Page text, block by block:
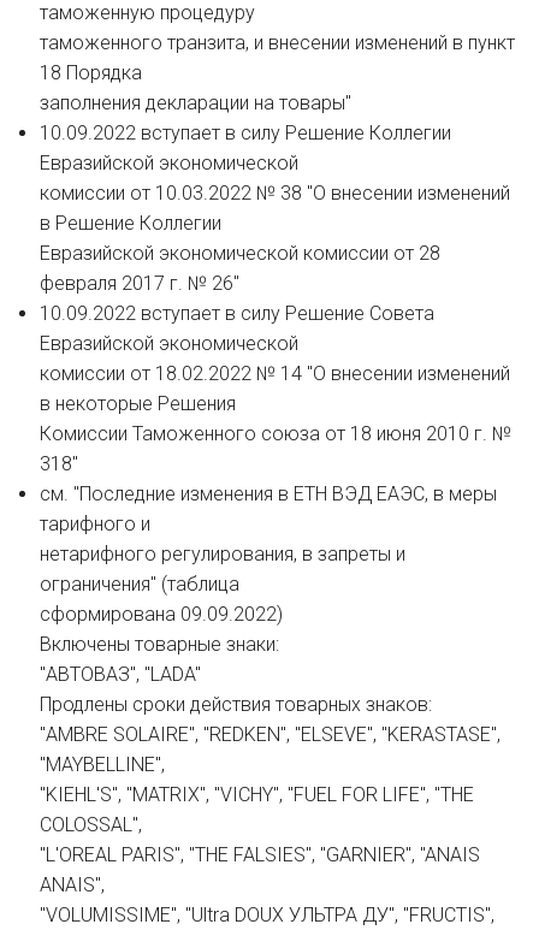
таможенную процедуру
таможенного транзита, и внесении изменений в пункт
18 Порядка
заполнения декларации на товары"
10.09.2022 вступает в силу Решение Коллегии
Евразийской экономической
комиссии от 10.03.2022 № 38 "О внесении изменений
в Решение Коллегии
Евразийской экономической комиссии от 28
февраля 2017 г. № 26"
10.09.2022 вступает в силу Решение Совета
Евразийской экономической
комиссии от 18.02.2022 № 14 "О внесении изменений
в некоторые Решения
Комиссии Таможенного союза от 18 июня 2010 г. №
318"
см. "Последние изменения в ЕТН ВЭД ЕАЭС, в меры
тарифного и
нетарифного регулирования, в запреты и
ограничения" (таблица
сформирована 09.09.2022)
Включены товарные знаки:
"АВТОВАЗ", "LADA"
Продлены сроки действия товарных знаков:
"AMBRE SOLAIRE", "REDKEN", "ELSEVE", "KERASTASE",
"MAYBELLINE",
"KIEHL'S", "MATRIX", "VICHY", "FUEL FOR LIFE", "THE
COLOSSAL",
"L'OREAL PARIS", "THE FALSIES", "GARNIER", "ANAIS
ANAIS",
"VOLUMISSIME", "Ultra DOUX УЛЬТРА ДУ", "FRUCTIS",